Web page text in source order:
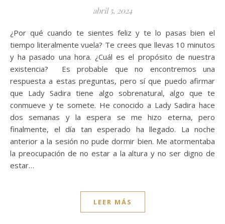
abril 5, 2024
¿Por qué cuando te sientes feliz y te lo pasas bien el
tiempo literalmente vuela? Te crees que llevas 10 minutos
y ha pasado una hora. ¿Cuál es el propósito de nuestra
existencia? Es probable que no encontremos una
respuesta a estas preguntas, pero sí que puedo afirmar
que Lady Sadira tiene algo sobrenatural, algo que te
conmueve y te somete. He conocido a Lady Sadira hace
dos semanas y la espera se me hizo eterna, pero
finalmente, el día tan esperado ha llegado. La noche
anterior a la sesión no pude dormir bien. Me atormentaba
la preocupación de no estar a la altura y no ser digno de
estar…
LEER MÁS